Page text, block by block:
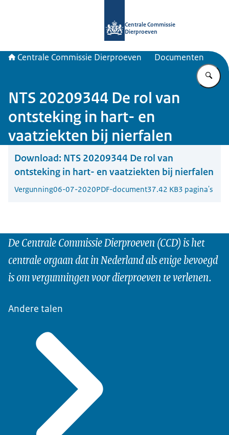
Centrale Commissie
Dierproeven
Centrale Commissie Dierproeven Documenten
NTS 20209344 De rol van
ontsteking in hart- en
vaatziekten bij nierfalen
Download: NTS 20209344 De rol van
ontsteking in hart- en vaatziekten bij nierfalen
Vergunning06-07-2020PDF-document37.42 KB3 pagina's
De Centrale Commissie Dierproeven (CCD) is het
centrale orgaan dat in Nederland als enige bevoegd
is om vergunningen voor dierproeven te verlenen.
Andere talen